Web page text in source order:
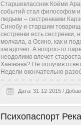
Старшеклассник Коёми
событий стал философом
людьми – сестренками
Синобу и старшим
сестренки есть сестренки,
молчала, а Осино, как и
загадочно. А вопрос-то
неодолимо влечет
Ханэкава? Не получив
Недели окончательно
Дата: 31-12-2015 /
Психопаспорт